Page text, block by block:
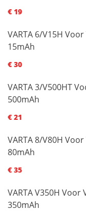
€ 19
VARTA 6/V15H Voor
15mAh
€ 30
VARTA 3/V500HT
500mAh
€ 21
VARTA 8/V80H
80mAh
€ 35
VARTA V350H Voor
350mAh